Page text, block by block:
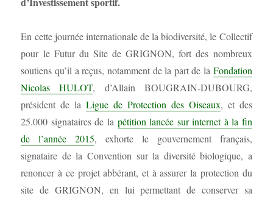
En cette journée internationale de la biodiversité, le Collectif
pour le Futur du Site de GRIGNON, fort des nombreux
soutiens qu’il a reçus, notamment de la part de la Fondation
Nicolas HULOT, d’Allain BOUGRAIN-DUBOURG,
président de laLigue de Protection des Oiseaux, et des
25.000 signataires de la pétition lancée sur internet à la fin
de l’année 2015, exhorte le gouvernement français,
signataire de la Convention sur la diversité biologique, a
renoncer à ce projet abbérant, et à assurer la protection du
site de GRIGNON, en lui permettant de conserver sa